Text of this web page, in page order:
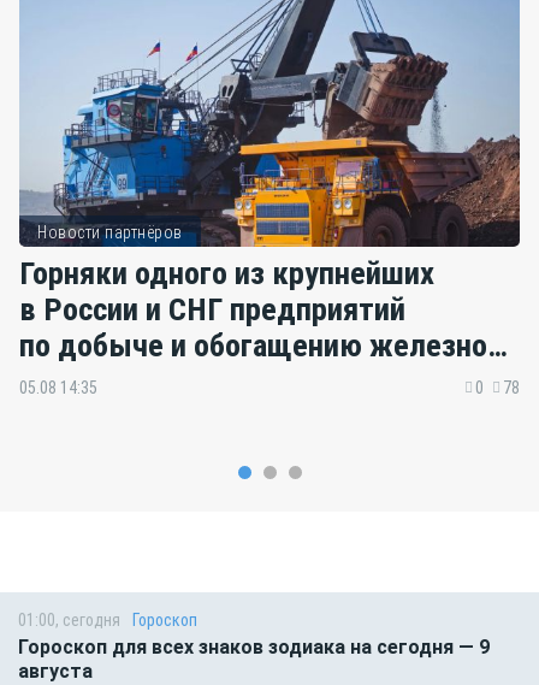
Новости партнёров
Горняки одного из крупнейших
в России и СНГ предприятий
по добыче и обогащению железной
руды удостоены государственных
05.08 14:35 0 78
01:00, сегодня Гороскоп
Гороскоп для всех знаков зодиака на сегодня — 9
августа